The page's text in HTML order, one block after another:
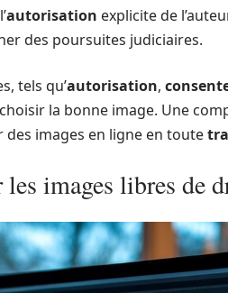
autorisation explicite de
des poursuites judiciaires.
tels qu’autorisation,
la bonne image. Une
images en ligne en toute
images libres de